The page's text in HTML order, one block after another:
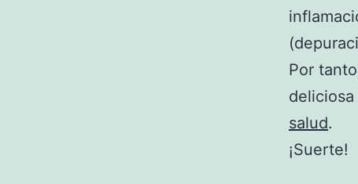
Por
salud.
¡Suerte!